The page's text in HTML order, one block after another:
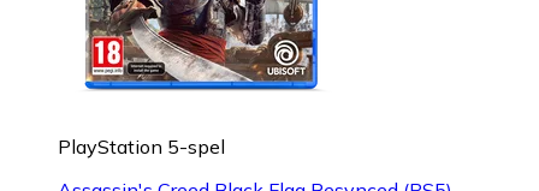
PlayStation 5-spel